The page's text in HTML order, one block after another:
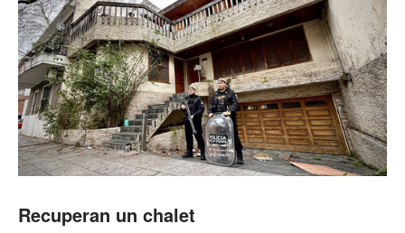
Recuperan un chalet